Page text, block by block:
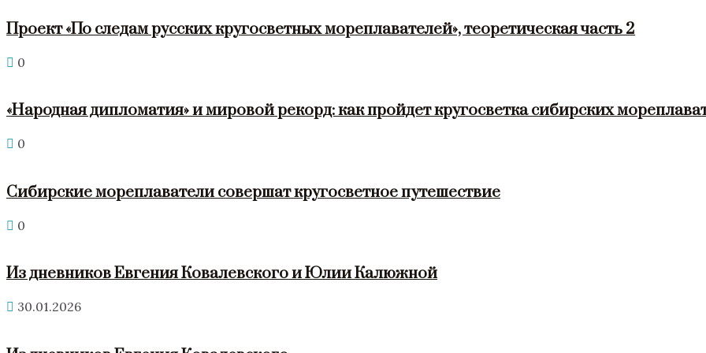
Проект «По следам русских кругосветных мореплавателей», теоретическая часть 2
0
«Народная дипломатия» и мировой рекорд: как пройдет кругосветка сибирских
0
Сибирские мореплаватели совершат кругосветное путешествие
0
Из дневников Евгения Ковалевского и Юлии Калюжной
30.01.2026